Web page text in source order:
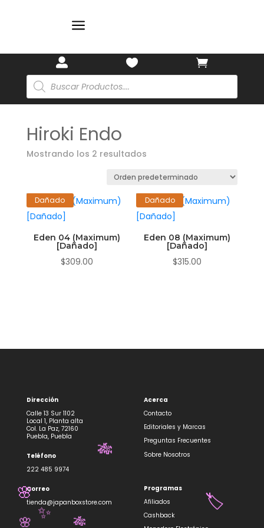
a
 

Búsqueda
de
productos
Hiroki Endo
Mostrando los 2 resultados
Dañado
Eden 04 (Maximum)
[Dañado]
$309.00
Dañado
Eden 08 (Maximum)
[Dañado]
$315.00
Dirección
Calle 13 Sur 1102
Local 1, Planta alta
Col. La Paz, 72160
Puebla, Puebla
Teléfono
222 485 9974
Correo
tienda@japanboxstore.com
Acerca
Contacto
Editoriales y Marcas
Preguntas Frecuentes
Sobre Nosotros
Programas
Afiliados
Cashback
✨ 🏷️
🌸
🎋